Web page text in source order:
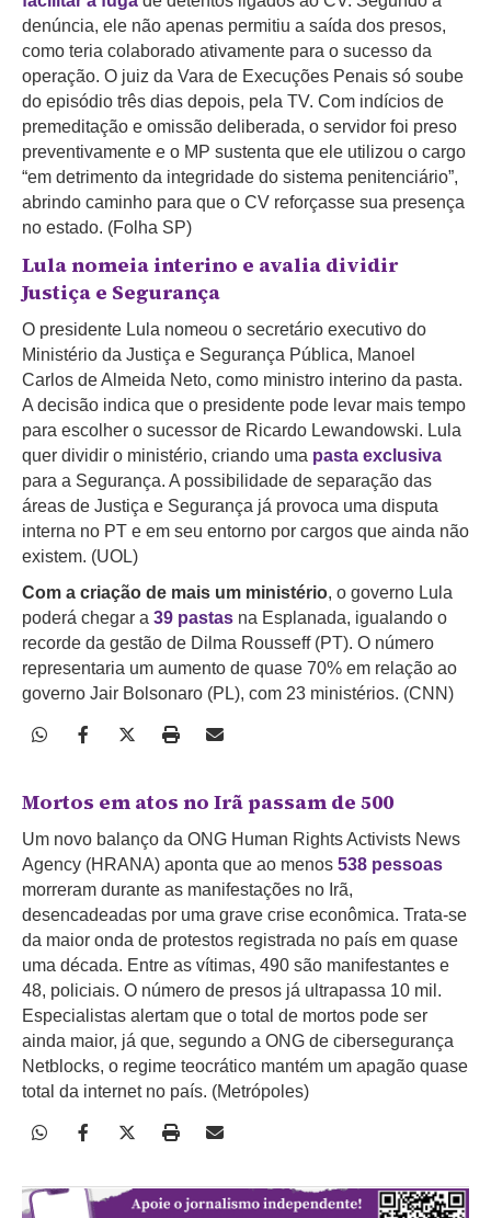
denúncia, ele não apenas permitiu a saída dos presos,
como teria colaborado ativamente para o sucesso da
operação. O juiz da Vara de Execuções Penais só soube
do episódio três dias depois, pela TV. Com indícios de
premeditação e omissão deliberada, o servidor foi preso
preventivamente e o MP sustenta que ele utilizou o cargo
“em detrimento da integridade do sistema penitenciário”,
abrindo caminho para que o CV reforçasse sua presença
no estado. (Folha SP)
Lula nomeia interino e avalia dividir
Justiça e Segurança
O presidente Lula nomeou o secretário executivo do
Ministério da Justiça e Segurança Pública, Manoel
Carlos de Almeida Neto, como ministro interino da pasta.
A decisão indica que o presidente pode levar mais tempo
para escolher o sucessor de Ricardo Lewandowski. Lula
quer dividir o ministério, criando uma pasta exclusiva
para a Segurança. A possibilidade de separação das
áreas de Justiça e Segurança já provoca uma disputa
interna no PT e em seu entorno por cargos que ainda não
existem. (UOL)
Com a criação de mais um ministério, o governo Lula
poderá chegar a 39 pastas na Esplanada, igualando o
recorde da gestão de Dilma Rousseff (PT). O número
representaria um aumento de quase 70% em relação ao
governo Jair Bolsonaro (PL), com 23 ministérios. (CNN)
Mortos em atos no Irã passam de 500
Um novo balanço da ONG Human Rights Activists News
Agency (HRANA) aponta que ao menos 538 pessoas
morreram durante as manifestações no Irã,
desencadeadas por uma grave crise econômica. Trata-se
da maior onda de protestos registrada no país em quase
uma década. Entre as vítimas, 490 são manifestantes e
48, policiais. O número de presos já ultrapassa 10 mil.
Especialistas alertam que o total de mortos pode ser
ainda maior, já que, segundo a ONG de cibersegurança
Netblocks, o regime teocrático mantém um apagão quase
total da internet no país. (Metrópoles)